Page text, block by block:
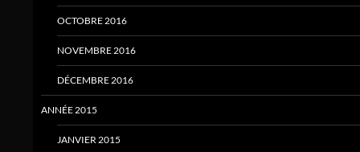
OCTOBRE 2016
NOVEMBRE 2016
DÉCEMBRE 2016
ANNÉE 2015
JANVIER 2015